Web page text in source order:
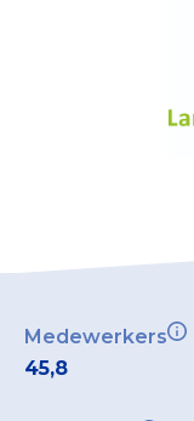
Register
Medewerkers
45,8